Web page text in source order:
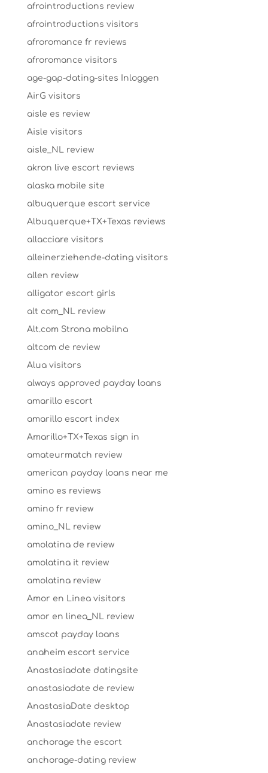
afrointroductions review
afrointroductions visitors
afroromance fr reviews
afroromance visitors
age-gap-dating-sites Inloggen
AirG visitors
aisle es review
Aisle visitors
aisle_NL review
akron live escort reviews
alaska mobile site
albuquerque escort service
Albuquerque+TX+Texas reviews
allacciare visitors
alleinerziehende-dating visitors
allen review
alligator escort girls
alt com_NL review
Alt.com Strona mobilna
altcom de review
Alua visitors
always approved payday loans
amarillo escort
amarillo escort index
Amarillo+TX+Texas sign in
amateurmatch review
american payday loans near me
amino es reviews
amino fr review
amino_NL review
amolatina de review
amolatina it review
amolatina review
Amor en Linea visitors
amor en linea_NL review
amscot payday loans
anaheim escort service
Anastasiadate datingsite
anastasiadate de review
AnastasiaDate desktop
Anastasiadate review
anchorage the escort
anchorage-dating review